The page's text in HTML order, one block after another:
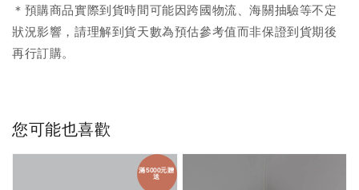
＊預購商品實際到貨時間可能因跨國物流、海關抽驗等不定
狀況影響，請理解到貨天數為預估參考值而非保證到貨期後
再行訂購。
您可能也喜歡
滿5000元贈
送